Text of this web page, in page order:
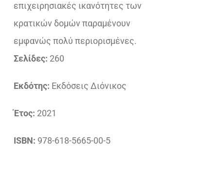
επιχειρησιακές ικανότητες των
κρατικών δομών παραμένουν
εμφανώς πολύ περιορισμένες.
Σελίδες: 260
Εκδότης: Εκδόσεις Διόνικος
Έτος: 2021
ISBN: 978-618-5665-00-5